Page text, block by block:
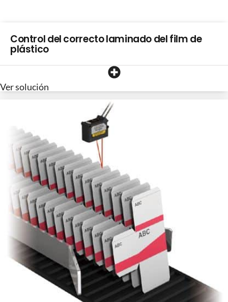
Control del correcto laminado del film de
plástico
Ver solución